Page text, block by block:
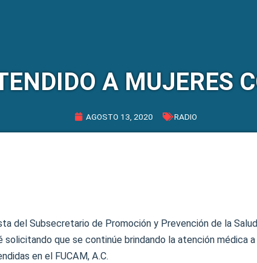
A MUJERES
AGOSTO 13, 2020 RADIO
del Subsecretario de Promoción y Prevención de la
solicitando que se continúe brindando la atención médica
en el FUCAM, A.C.